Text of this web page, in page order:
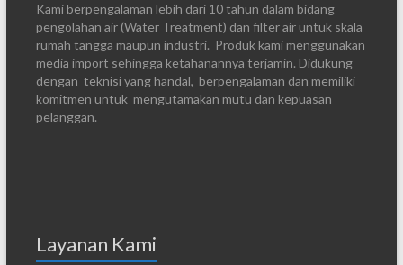
Kami berpengalaman lebih dari 10 tahun dalam bidang
pengolahan air (Water Treatment) dan filter air untuk skala
rumah tangga maupun industri. Produk kami menggunakan
media import sehingga ketahanannya terjamin. Didukung
dengan teknisi yang handal, berpengalaman dan memiliki
komitmen untuk mengutamakan mutu dan kepuasan
pelanggan.
Layanan Kami